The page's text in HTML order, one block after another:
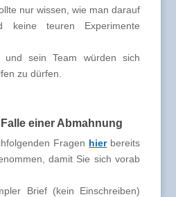
nur wissen, wie man darauf
keine teuren Experimente
und sein Team würden sich
zu dürfen.
einer Abmahnung
Fragen hierbereits
damit Sie sich vorab
Brief (kein Einschreiben)